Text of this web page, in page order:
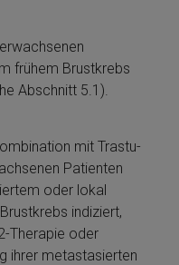
frühem Brustkrebs
Abschnitt 5.1).
mit Tras­tu­
Patienten
oder lokal
indiziert,
Therapie oder
ihrer metastasierten